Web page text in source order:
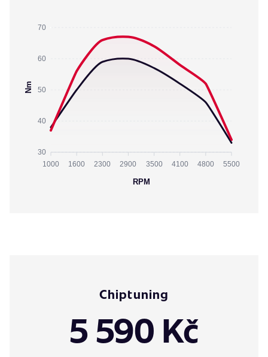
70
60
50
40
30
Nm
1000 1600 2300 2900 3500 4100 4800 5500
RPM
Chiptuning
5 590 Kč